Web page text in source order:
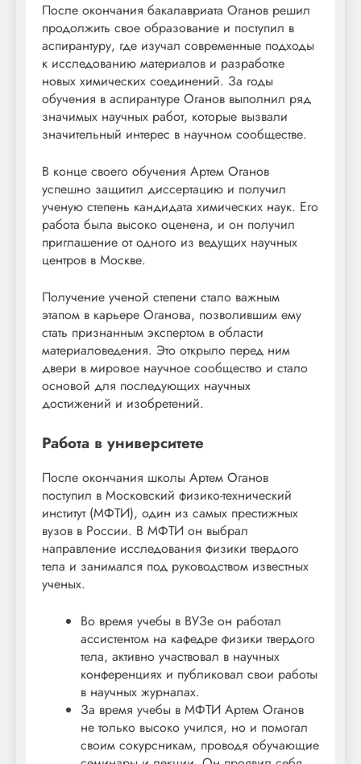
После окончания бакалавриата Оганов решил
продолжить свое образование и поступил в
аспирантуру, где изучал современные подходы
к исследованию материалов и разработке
новых химических соединений. За годы
обучения в аспирантуре Оганов выполнил ряд
значимых научных работ, которые вызвали
значительный интерес в научном сообществе.
В конце своего обучения Артем Оганов
успешно защитил диссертацию и получил
ученую степень кандидата химических наук. Его
работа была высоко оценена, и он получил
приглашение от одного из ведущих научных
центров в Москве.
Получение ученой степени стало важным
этапом в карьере Оганова, позволившим ему
стать признанным экспертом в области
материаловедения. Это открыло перед ним
двери в мировое научное сообщество и стало
основой для последующих научных
достижений и изобретений.
Работа в университете
После окончания школы Артем Оганов
поступил в Московский физико-технический
институт (МФТИ), один из самых престижных
вузов в России. В МФТИ он выбрал
направление исследования физики твердого
тела и занимался под руководством известных
ученых.
Во время учебы в ВУЗе он работал
ассистентом на кафедре физики твердого
тела, активно участвовал в научных
конференциях и публиковал свои работы
в научных журналах.
За время учебы в МФТИ Артем Оганов
не только высоко учился, но и помогал
своим сокурсникам, проводя обучающие